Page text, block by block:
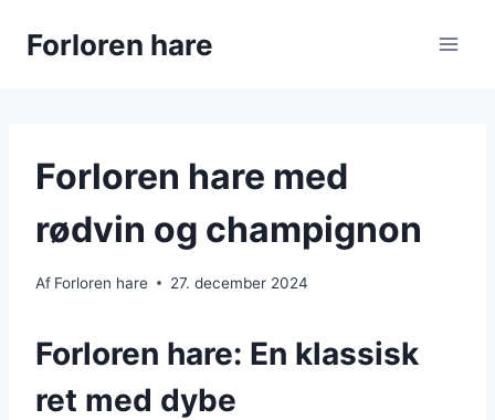
Forloren hare
Forloren hare med
rødvin og champignon
Af Forloren hare 27. december 2024
Forloren hare: En klassisk
ret med dybe